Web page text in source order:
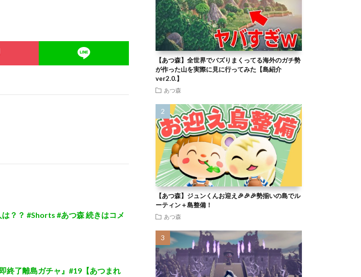
？？ #Shorts #あつ森 続きはコメ
終了離島ガチャ』#19【あつまれ
【あつ森】全世界でバズりまくってる海外のガチ勢
が作った山を実際に見に行ってみた【島紹介
ver2.0.】
あつ森
【あつ森】ジュンくんお迎え🎉🎉🎉勢揃いの島でル
ーティン＋島整備！
あつ森